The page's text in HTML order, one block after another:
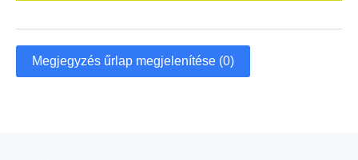
Megjegyzés űrlap megjelenítése (0)